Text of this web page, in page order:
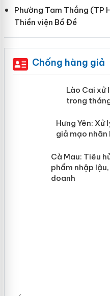
Phường Tam Thắng (TP
Thiền viện Bồ Đề
Chống hàng giả
Lào Cai
mại trong
Hưng
hàng giả